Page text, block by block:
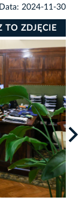
Data: 2024-11-30
TO ZDJĘCIE